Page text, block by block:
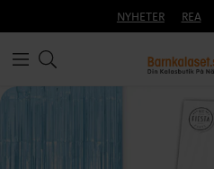
NYHETER REA